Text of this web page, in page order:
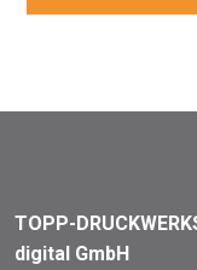
TOPP-
digital GmbH